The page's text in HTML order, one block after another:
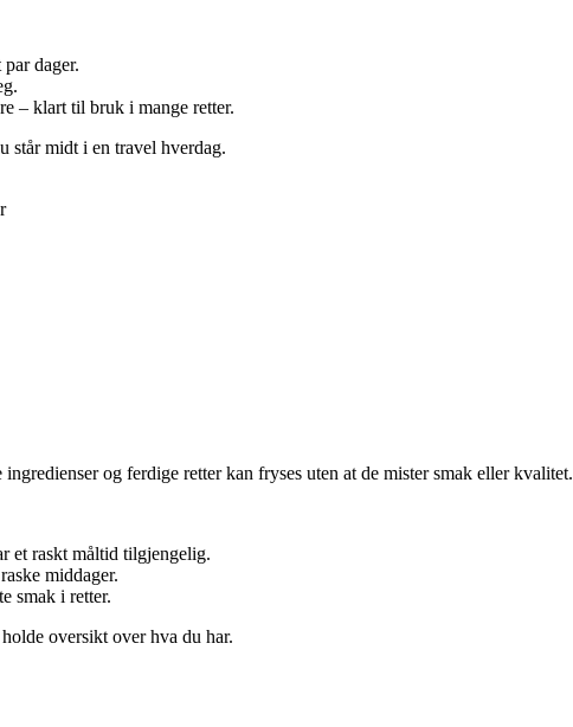
dager.
– klart til bruk i mange retter.
står midt i en travel hverdag.
og ferdige retter kan fryses uten at de mister smak eller kvalitet.
et raskt måltid tilgjengelig.
middager.
smak i retter.
oversikt over hva du har.